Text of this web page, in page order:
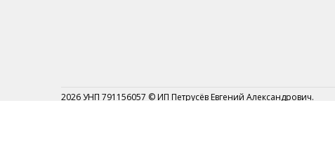
2026 УНП 791156057 © ИП Петрусёв Евгений Александрович.